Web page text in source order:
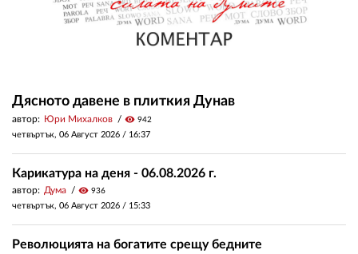
Дясното давене в плиткия Дунав
автор: Юри Михалков visibility 942
четвъртък, 06 Август 2026 / 16:37
Карикатура на деня - 06.08.2026 г.
автор: Дума visibility 936
четвъртък, 06 Август 2026 / 15:33
Революцията на богатите срещу бедните